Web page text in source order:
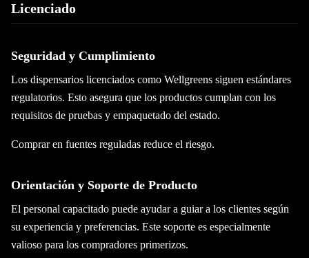
Licenciado
Seguridad y Cumplimiento
Los dispensarios licenciados como Wellgreens siguen estándares
regulatorios. Esto asegura que los productos cumplan con los
requisitos de pruebas y empaquetado del estado.
Comprar en fuentes reguladas reduce el riesgo.
Orientación y Soporte de Producto
El personal capacitado puede ayudar a guiar a los clientes según
su experiencia y preferencias. Este soporte es especialmente
valioso para los compradores primerizos.